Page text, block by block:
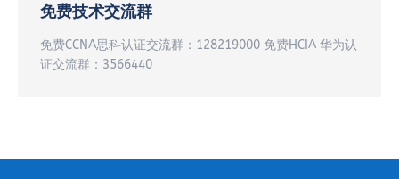
免费技术交流群
免费CCNA思科认证交流群：128219000 免费HCIA 华为认
证交流群：3566440